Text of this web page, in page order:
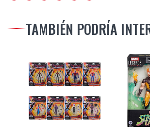
TAMBIÉN PODRÍA